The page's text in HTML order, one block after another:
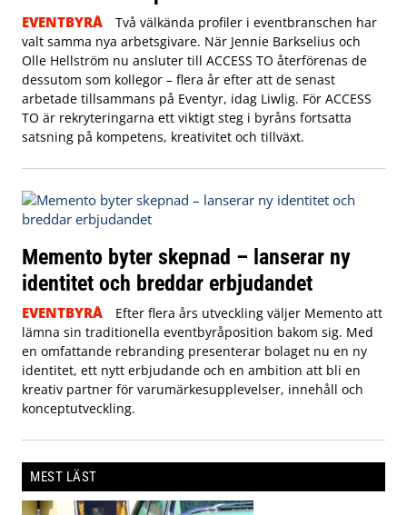
EVENTBYRÅ
Två välkända profiler i eventbranschen har
valt samma nya arbetsgivare. När Jennie Barkselius och
Olle Hellström nu ansluter till ACCESS TO återförenas de
dessutom som kollegor – flera år efter att de senast
arbetade tillsammans på Eventyr, idag Liwlig. För ACCESS
TO är rekryteringarna ett viktigt steg i byråns fortsatta
satsning på kompetens, kreativitet och tillväxt.
Memento byter skepnad – lanserar ny
identitet och breddar erbjudandet
EVENTBYRÅ
Efter flera års utveckling väljer Memento att
lämna sin traditionella eventbyråposition bakom sig. Med
en omfattande rebranding presenterar bolaget nu en ny
identitet, ett nytt erbjudande och en ambition att bli en
kreativ partner för varumärkesupplevelser, innehåll och
konceptutveckling.
MEST LÄST